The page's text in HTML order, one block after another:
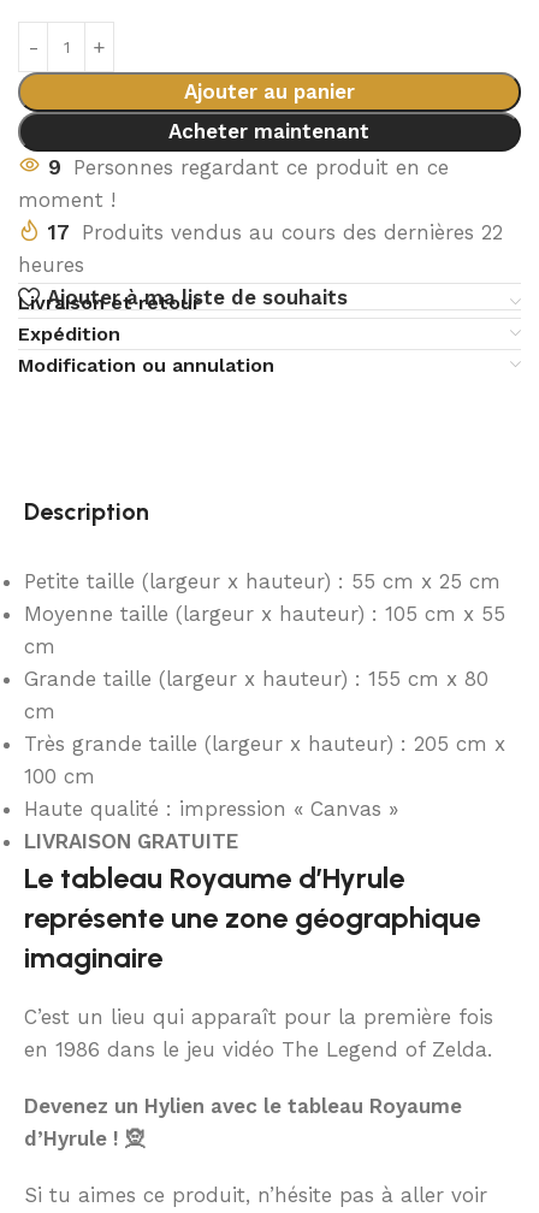
Ajouter au panier
Acheter maintenant
9 Personnes regardant ce produit en ce
moment !
17 Produits vendus au cours des dernières 22
heures
Ajouter à ma liste de souhaits
Livraison et retour
Expédition
Modification ou annulation
Description
Petite taille (largeur x hauteur) : 55 cm x 25 cm
Moyenne taille (largeur x hauteur) : 105 cm x 55
cm
Grande taille (largeur x hauteur) : 155 cm x 80
cm
Très grande taille (largeur x hauteur) : 205 cm x
100 cm
Haute qualité : impression « Canvas »
LIVRAISON GRATUITE
Le tableau Royaume d’Hyrule
représente une zone géographique
imaginaire
C’est un lieu qui apparaît pour la première fois
en 1986 dans le jeu vidéo The Legend of Zelda.
Devenez un Hylien avec le tableau Royaume
d’Hyrule ! 🧝
Si tu aimes ce produit, n’hésite pas à aller voir